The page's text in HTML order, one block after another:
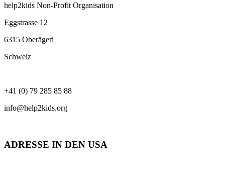
help2kids Non-Profit Organisation
Eggstrasse 12
6315 Oberägeri
Schweiz
+41 (0) 79 285 85 88
info@help2kids.org
ADRESSE IN DEN USA